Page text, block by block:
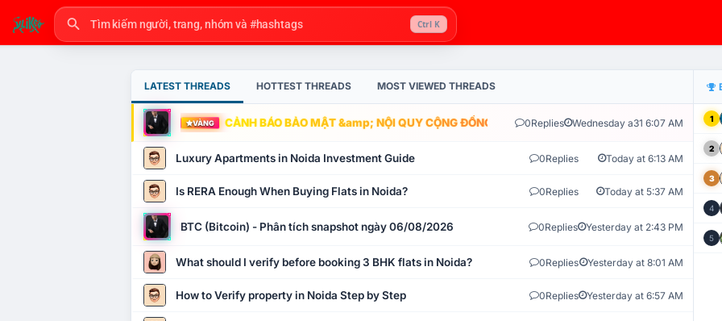
Ctrl K
LATEST THREADS HOTTEST THREADS MOST VIEWED THREADS
VÀNG CẢNH BÁO BẢO MẬT &amp; NỘI QUY CỘNG ĐỒNG VLIKE.VN: HỆ THỐNG GIÁM SÁT TỰ
0Replies Wednesday a31 6:07 AM
Luxury Apartments in Noida Investment Guide 0Replies Today at 6:13 AM
Is RERA Enough When Buying Flats in Noida? 0Replies Today at 5:37 AM
BTC (Bitcoin) - Phân tích snapshot ngày 06/08/2026 0Replies Yesterday at 2:43 PM
What should I verify before booking 3 BHK flats in Noida? 0Replies Yesterday at 8:01 AM
How to Verify property in Noida Step by Step 0Replies Yesterday at 6:57 AM
1
2
3
4
5